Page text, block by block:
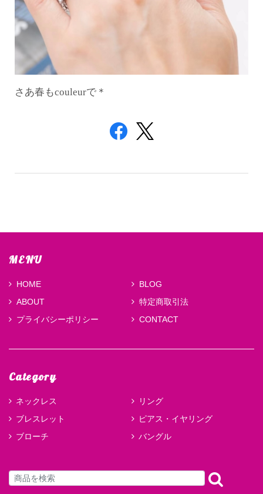
さあ春もcouleurで＊
MENU
HOME
BLOG
ABOUT
特定商取引法
プライバシーポリシー
CONTACT
Category
ネックレス
リング
ブレスレット
ピアス・イヤリング
ブローチ
バングル